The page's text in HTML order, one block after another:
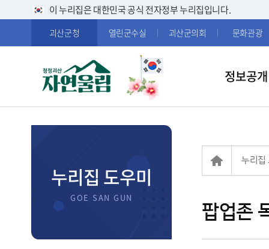
이 누리집은 대한민국 공식 전자정부 누리집입니다.
괴산군청 열린군수실 괴산군의회 문화관광
정보공개
누리집 도우미
팝업존
누리집